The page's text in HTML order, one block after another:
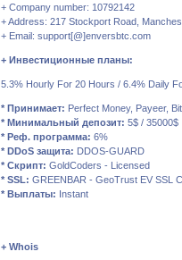
+ Company number: 10792142
+ Address: 217 Stockport Road,
+ Email: support[@]enversbtc.com
+ Инвестиционные планы:
5.3% Hourly For 20 Hours / 6.4% Daily
* Принимает: Perfect Money, Payeer,
* Минимальный депозит: 5$ / 35000$
* Реф. программа: 6%
* DDoS защита: DDOS-GUARD
* Скрипт: GoldCoders - Licensed
* SSL: GREENBAR - GeoTrust EV SSL
* Выплаты: Instant
+ Whois